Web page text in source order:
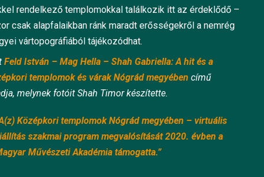
rendelkező templomokkal találkozik itt az érdeklődő –
csak alapfalaikban ránk maradt erősségekről a nemrég
vártopográfiából tájékozódhat.
Feld István – Mag Hella – Shah Gabriella: A hit és a
templomok és várak Nógrád megyében című
melynek fotóit Shah Timor készítette.
Középkori templomok Nógrád megyében – virtuális
szakmai program megvalósítását 2020. évben a
Művészeti Akadémia támogatta.”